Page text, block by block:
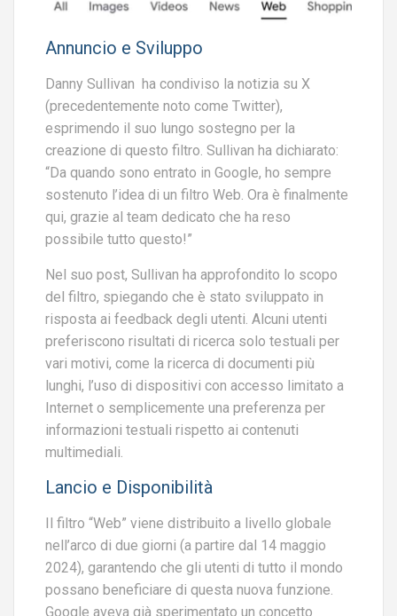
Annuncio e Sviluppo
Danny Sullivan ha condiviso la notizia su X
(precedentemente noto come Twitter),
esprimendo il suo lungo sostegno per la
creazione di questo filtro. Sullivan ha dichiarato:
“Da quando sono entrato in Google, ho sempre
sostenuto l’idea di un filtro Web. Ora è finalmente
qui, grazie al team dedicato che ha reso
possibile tutto questo!”
Nel suo post, Sullivan ha approfondito lo scopo
del filtro, spiegando che è stato sviluppato in
risposta ai feedback degli utenti. Alcuni utenti
preferiscono risultati di ricerca solo testuali per
vari motivi, come la ricerca di documenti più
lunghi, l’uso di dispositivi con accesso limitato a
Internet o semplicemente una preferenza per
informazioni testuali rispetto ai contenuti
multimediali.
Lancio e Disponibilità
Il filtro “Web” viene distribuito a livello globale
nell’arco di due giorni (a partire dal 14 maggio
2024), garantendo che gli utenti di tutto il mondo
possano beneficiare di questa nuova funzione.
Google aveva già sperimentato un concetto